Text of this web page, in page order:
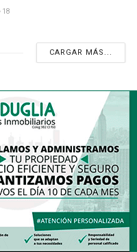
18
CARGAR MÁS...